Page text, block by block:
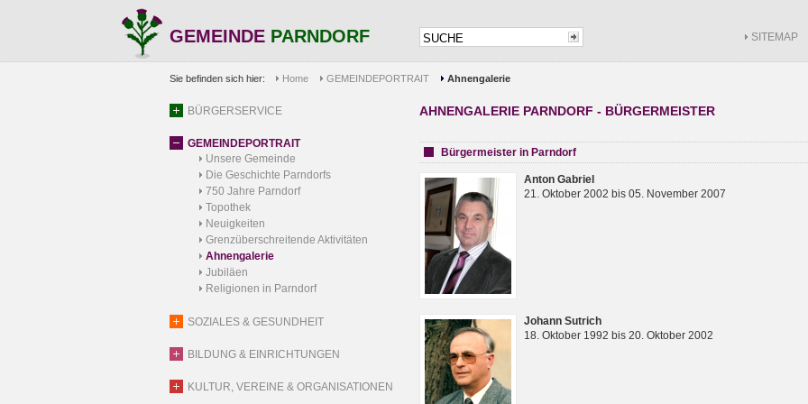
GEMEINDE PARNDORF SITEMAP
Sie befinden sich hier: Home GEMEINDEPORTRAIT Ahnengalerie
BÜRGERSERVICE
GEMEINDEPORTRAIT
Unsere Gemeinde
Die Geschichte Parndorfs
750 Jahre Parndorf
Topothek
Neuigkeiten
Grenzüberschreitende Aktivitäten
Ahnengalerie
Jubiläen
Religionen in Parndorf
SOZIALES & GESUNDHEIT
BILDUNG & EINRICHTUNGEN
KULTUR, VEREINE & ORGANISATIONEN
AHNENGALERIE PARNDORF - BÜRGERMEISTER
Bürgermeister in Parndorf
Anton Gabriel
21. Oktober 2002 bis 05. November 2007
Johann Sutrich
18. Oktober 1992 bis 20. Oktober 2002